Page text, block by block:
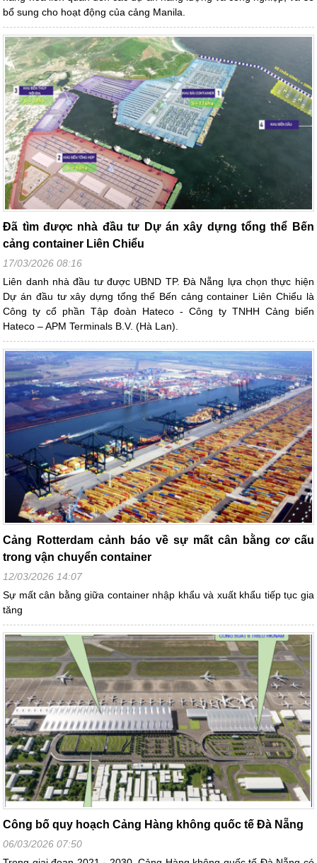
bổ sung cho hoạt động của cảng Manila.
Đã tìm được nhà đầu tư Dự án xây dựng tổng thể Bến
cảng container Liên Chiểu
17/03/2026 08:16
Liên danh nhà đầu tư được UBND TP. Đà Nẵng lựa chọn thực hiện
Dự án đầu tư xây dựng tổng thể Bến cảng container Liên Chiểu là
Công ty cổ phần Tập đoàn Hateco - Công ty TNHH Cảng biển
Hateco – APM Terminals B.V. (Hà Lan).
Cảng Rotterdam cảnh báo về sự mất cân bằng cơ cấu
trong vận chuyển container
12/03/2026 14:07
Sự mất cân bằng giữa container nhập khẩu và xuất khẩu tiếp tục gia
tăng
Công bố quy hoạch Cảng Hàng không quốc tế Đà Nẵng
06/03/2026 07:50